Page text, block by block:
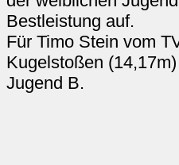
Bestleistung auf.
Für Timo Stein vom
Kugelstoßen
Jugend B.